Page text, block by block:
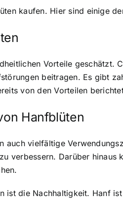
kaufen. Hier sind einige
Vorteile geschätzt.
beitragen. Es gibt
von den Vorteilen
Hanfblüten
auch vielfältige
verbessern. Darüber
die Nachhaltigkeit. Hanf